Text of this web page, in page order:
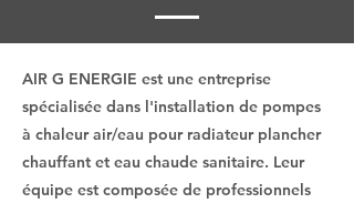
AIR G ENERGIE est une entreprise
spécialisée dans l'installation de pompes
à chaleur air/eau pour radiateur plancher
chauffant et eau chaude sanitaire. Leur
équipe est composée de professionnels